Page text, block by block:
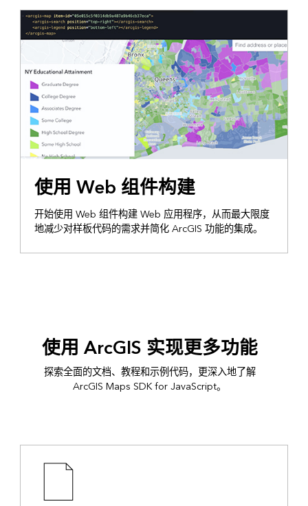
使用 Web 组件构建
开始使用 Web 组件构建 Web 应用程序，从而最大限度
地减少对样板代码的需求并简化 ArcGIS 功能的集成。
使用 ArcGIS 实现更多功能
探索全面的文档、教程和示例代码，更深入地了解
ArcGIS Maps SDK for JavaScript。